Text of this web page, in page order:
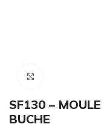
SF130 –
BUCHE